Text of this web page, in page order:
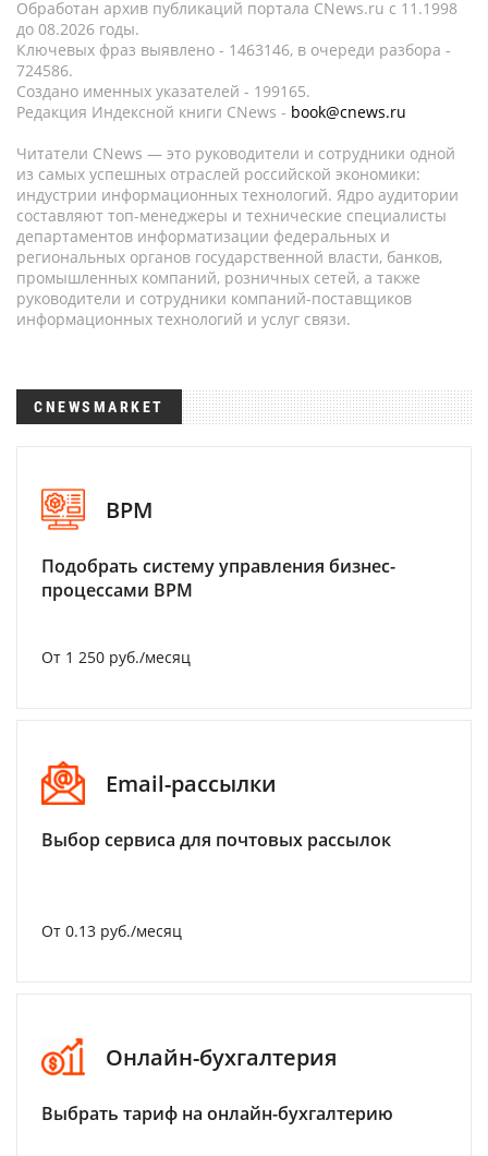
Обработан архив публикаций портала CNews.ru c 11.1998
до 08.2026 годы.
Ключевых фраз выявлено - 1463146, в очереди разбора -
724586.
Создано именных указателей - 199165.
Редакция Индексной книги CNews - book@cnews.ru
Читатели CNews — это руководители и сотрудники одной
из самых успешных отраслей российской экономики:
индустрии информационных технологий. Ядро аудитории
составляют топ-менеджеры и технические специалисты
департаментов информатизации федеральных и
региональных органов государственной власти, банков,
промышленных компаний, розничных сетей, а также
руководители и сотрудники компаний-поставщиков
информационных технологий и услуг связи.
CNEWSMARKET
BPM
Подобрать систему управления бизнес-
процессами BPM
От 1 250 руб./месяц
Email-рассылки
Выбор сервиса для почтовых рассылок
От 0.13 руб./месяц
Онлайн-бухгалтерия
Выбрать тариф на онлайн-бухгалтерию